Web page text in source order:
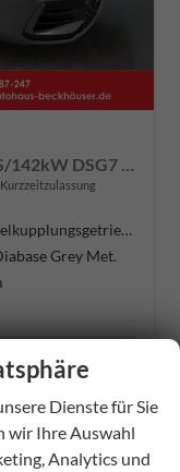
R-Line 2.0 TDI SCR 4Motion 193PS/142kW DSG7 2026 | +AHK +PANO +Black Style +19" Schwarz LM +360 & RFK +TravelAssist
Doppelkupplungsgetriebe (DSG)
Grey Met.
Dienste für Sie
wir Ihre Auswahl
Analytics und